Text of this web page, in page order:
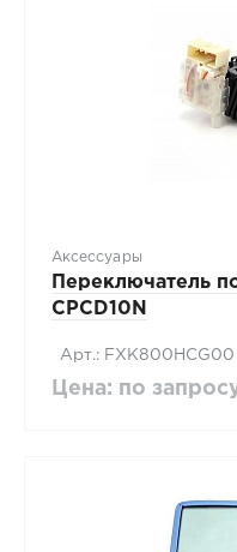
Аксессуары
Переключатель
CPCD10N
Арт.: FXK800HCG00
Цена: по